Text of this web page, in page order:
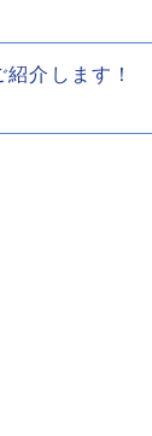
介します！